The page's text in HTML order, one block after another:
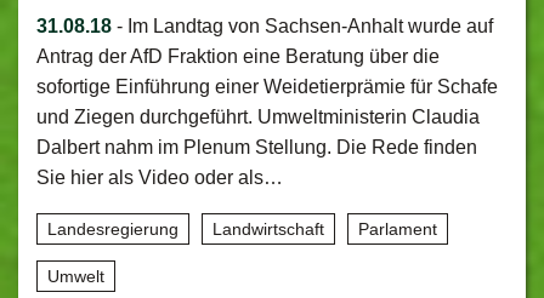
31.08.18 - Im Landtag von Sachsen-Anhalt wurde auf
Antrag der AfD Fraktion eine Beratung über die
sofortige Einführung einer Weidetierprämie für Schafe
und Ziegen durchgeführt. Umweltministerin Claudia
Dalbert nahm im Plenum Stellung. Die Rede finden
Sie hier als Video oder als…
Landesregierung Landwirtschaft Parlament
Umwelt